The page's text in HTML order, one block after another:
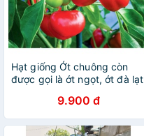
Hạt giống Ớt chuông còn
được gọi là ớt ngọt, ớt đà lạt
9.900 đ